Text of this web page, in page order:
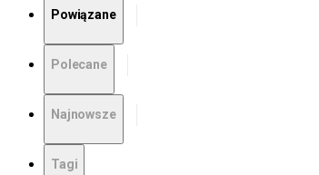
Powiązane
Polecane
Najnowsze
Tagi